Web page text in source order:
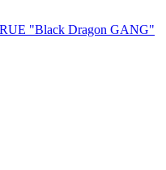
"Black Dragon GANG"